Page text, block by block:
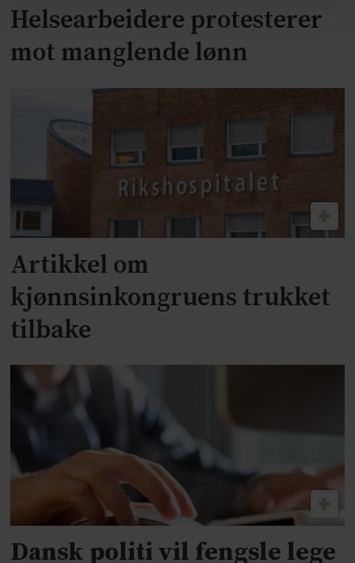
Helsearbeidere protesterer
mot manglende lønn
Artikkel om
kjønnsinkongruens trukket
tilbake
Dansk politi vil fengsle lege